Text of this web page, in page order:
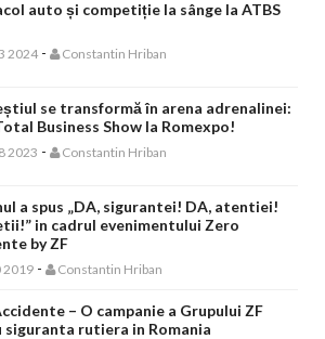
auto și competiție la sânge la ATBS
2024 - Constantin Hriban
se transformă în arena adrenalinei:
Business Show la Romexpo!
2023 - Constantin Hriban
a spus „DA, sigurantei! DA, atentiei!
in cadrul evenimentului Zero
by ZF
2019 - Constantin Hriban
– O campanie a Grupului ZF
siguranta rutiera in Romania